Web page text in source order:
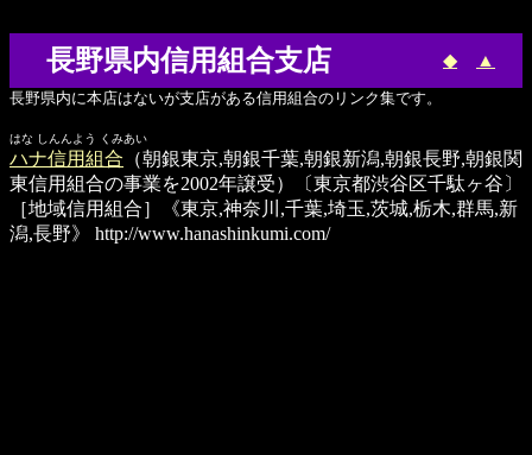
長野県内信用組合支店 ◆ ▲
長野県内に本店はないが支店がある信用組合のリンク集です。
はな しんんよう くみあい
ハナ信用組合 （朝銀東京,朝銀千葉,朝銀新潟,朝銀長野,朝銀関
東信用組合の事業を2002年譲受）〔東京都渋谷区千駄ヶ谷〕
［地域信用組合］《東京,神奈川,千葉,埼玉,茨城,栃木,群馬,新
潟,長野》
http://www.hanashinkumi.com/